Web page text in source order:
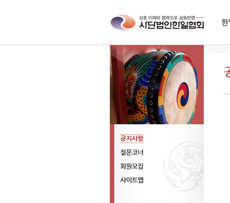
공지사항
질문코너
회원모집